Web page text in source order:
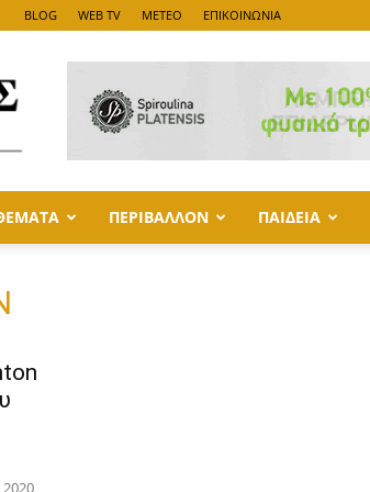
BLOG WEB TV METEO ΕΠΙΚΟΙΝΩΝΙΑ
ΠΕΡΙΒΑΛΛΟΝ ΠΑΙΔΕΙΑ